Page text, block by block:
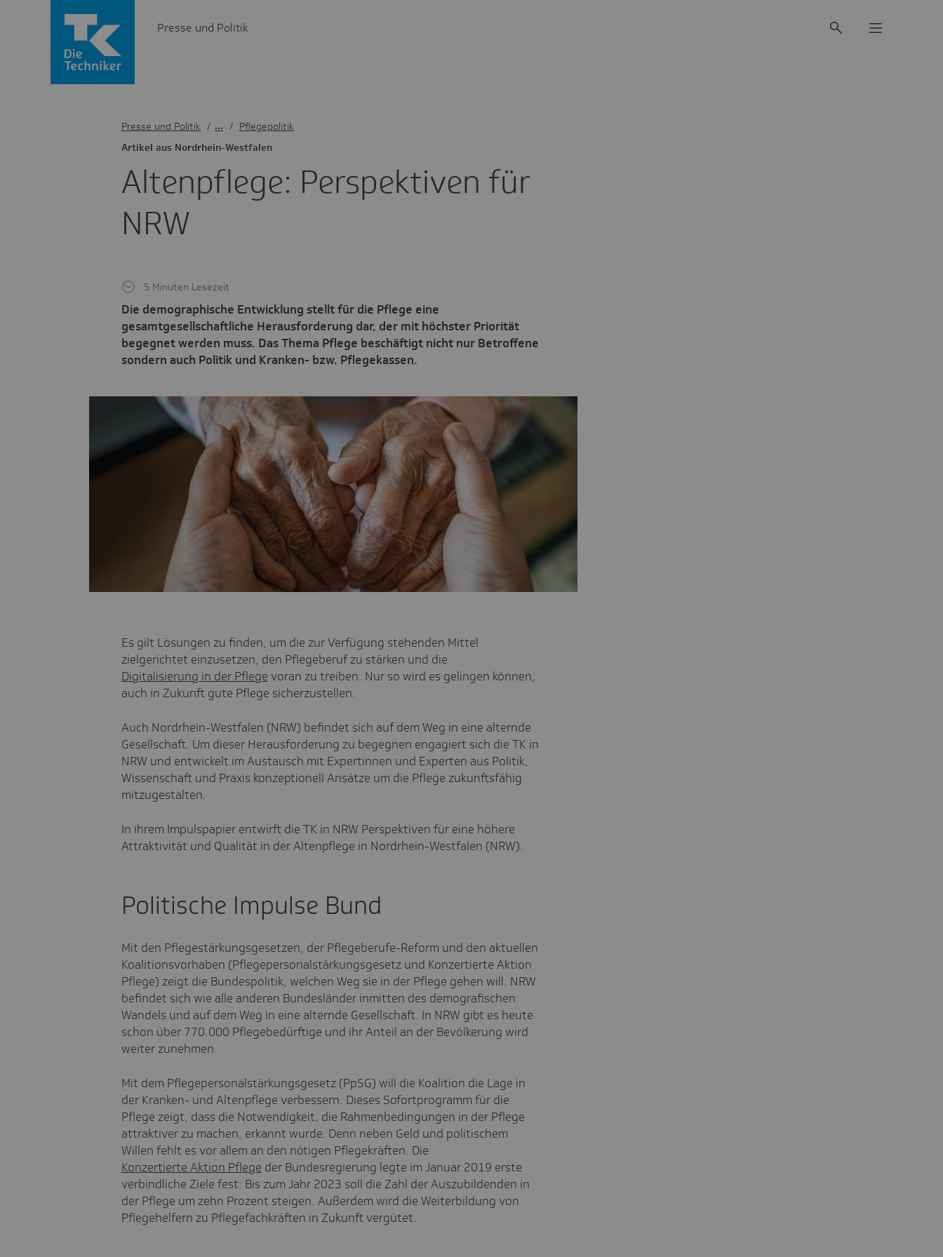
Presse und Politik
Alten­pflege: Perspek­tiven für
NRW
Artikel aus Nord­rhein-West­falen
Die demographische Entwicklung stellt für die Pflege eine
gesamtgesellschaftliche Herausforderung dar, der mit höchster Priorität
begegnet werden muss. Das Thema Pflege beschäftigt nicht nur Betroffene
sondern auch Politik und Kranken- bzw. Pflegekassen.
5 Minuten Lesezeit
Presse und Politik / Pflegepolitik
Es gilt Lösungen zu finden, um die zur Verfügung stehenden Mittel
zielgerichtet einzusetzen, den Pflegeberuf zu stärken und die
Digitalisierung in der Pflege voran zu treiben. Nur so wird es gelingen können,
auch in Zukunft gute Pflege sicherzustellen.
Auch Nordrhein-Westfalen (NRW) befindet sich auf dem Weg in eine alternde
Gesellschaft. Um dieser Herausforderung zu begegnen engagiert sich die TK in
NRW und entwickelt im Austausch mit Expertinnen und Experten aus Politik,
Wissenschaft und Praxis konzeptionell Ansätze um die Pflege zukunftsfähig
mitzugestalten.
In ihrem Impulspapier entwirft die TK in NRW Perspektiven für eine höhere
Attraktivität und Qualität in der Altenpflege in Nordrhein-Westfalen (NRW).
Politische Impulse Bund
Mit den Pflegestärkungsgesetzen, der Pflegeberufe-Reform und den aktuellen
Koalitionsvorhaben (Pflegepersonalstärkungsgesetz und Konzertierte Aktion
Pflege) zeigt die Bundespolitik, welchen Weg sie in der Pflege gehen will. NRW
befindet sich wie alle anderen Bundesländer inmitten des demografischen
Wandels und auf dem Weg in eine alternde Gesellschaft. In NRW gibt es heute
schon über 770.000 Pflegebedürftige und ihr Anteil an der Bevölkerung wird
weiter zunehmen.
Mit dem Pflegepersonalstärkungsgesetz (PpSG) will die Koalition die Lage in
der Kranken- und Altenpflege verbessern. Dieses Sofortprogramm für die
Pflege zeigt, dass die Notwendigkeit, die Rahmenbedingungen in der Pflege
attraktiver zu machen, erkannt wurde. Denn neben Geld und politischem
Willen fehlt es vor allem an den nötigen Pflegekräften. Die
Konzertierte Aktion Pflege der Bundesregierung legte im Januar 2019 erste
verbindliche Ziele fest: Bis zum Jahr 2023 soll die Zahl der Auszubildenden in
der Pflege um zehn Prozent steigen. Außerdem wird die Weiterbildung von
Pflegehelfern zu Pflegefachkräften in Zukunft vergütet.